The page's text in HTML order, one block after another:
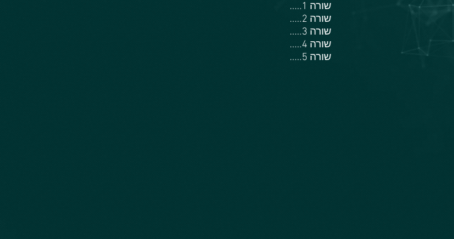
.....שורה 1
.....שורה 2
.....שורה 3
.....שורה 4
.....שורה 5